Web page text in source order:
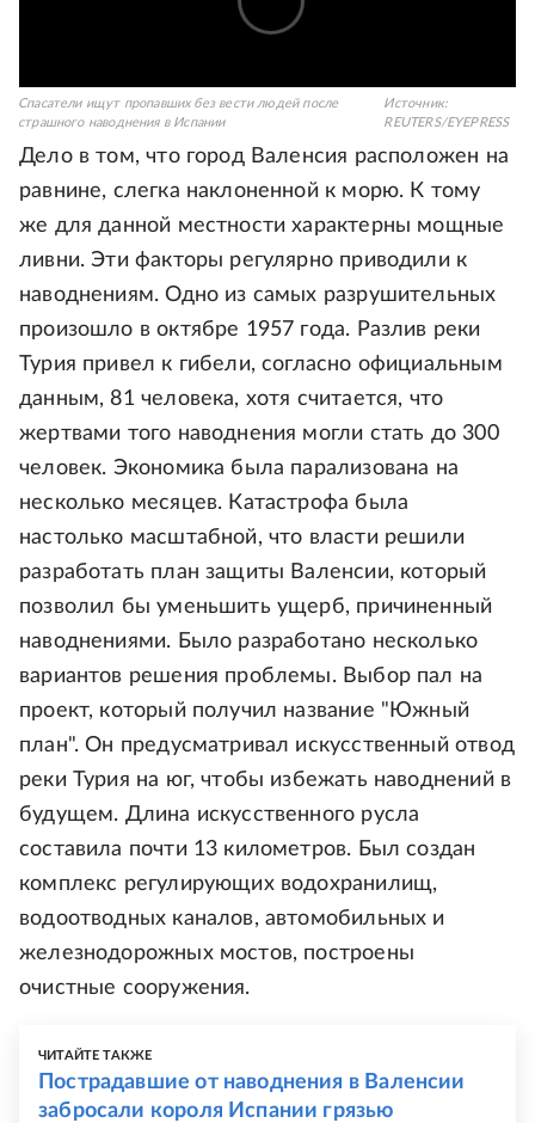
Спасатели ищут пропавших без вести людей после
страшного наводнения в Испании
Источник:
REUTERS/EYEPRESS
Дело в том, что город Валенсия расположен на
равнине, слегка наклоненной к морю. К тому
же для данной местности характерны мощные
ливни. Эти факторы регулярно приводили к
наводнениям. Одно из самых разрушительных
произошло в октябре 1957 года. Разлив реки
Турия привел к гибели, согласно официальным
данным, 81 человека, хотя считается, что
жертвами того наводнения могли стать до 300
человек. Экономика была парализована на
несколько месяцев. Катастрофа была
настолько масштабной, что власти решили
разработать план защиты Валенсии, который
позволил бы уменьшить ущерб, причиненный
наводнениями. Было разработано несколько
вариантов решения проблемы. Выбор пал на
проект, который получил название "Южный
план". Он предусматривал искусственный отвод
реки Турия на юг, чтобы избежать наводнений в
будущем. Длина искусственного русла
составила почти 13 километров. Был создан
комплекс регулирующих водохранилищ,
водоотводных каналов, автомобильных и
железнодорожных мостов, построены
очистные сооружения.
ЧИТАЙТЕ ТАКЖЕ
Пострадавшие от наводнения в Валенсии
забросали короля Испании грязью